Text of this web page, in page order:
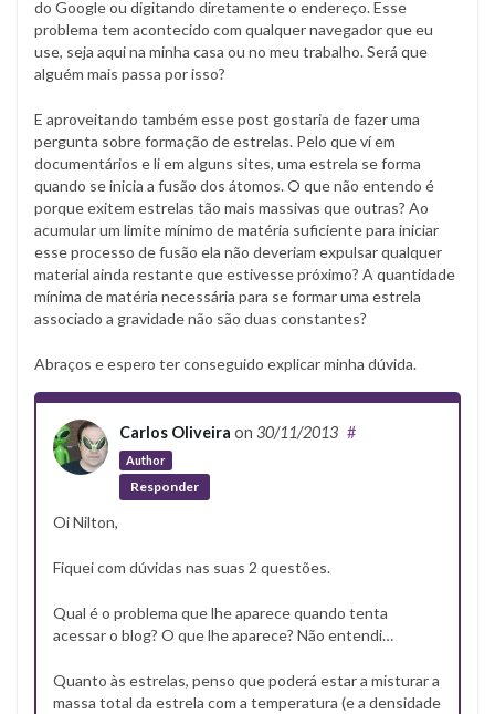
do Google ou digitando diretamente o endereço. Esse
problema tem acontecido com qualquer navegador que eu
use, seja aqui na minha casa ou no meu trabalho. Será que
alguém mais passa por isso?
E aproveitando também esse post gostaria de fazer uma
pergunta sobre formação de estrelas. Pelo que ví em
documentários e li em alguns sites, uma estrela se forma
quando se inicia a fusão dos átomos. O que não entendo é
porque exitem estrelas tão mais massivas que outras? Ao
acumular um limite mínimo de matéria suficiente para iniciar
esse processo de fusão ela não deveriam expulsar qualquer
material ainda restante que estivesse próximo? A quantidade
mínima de matéria necessária para se formar uma estrela
associado a gravidade não são duas constantes?
Abraços e espero ter conseguido explicar minha dúvida.
Carlos Oliveira on 30/11/2013
Author
#
Responder
Oi Nilton,
Fiquei com dúvidas nas suas 2 questões.
Qual é o problema que lhe aparece quando tenta
acessar o blog? O que lhe aparece? Não entendi…
Quanto às estrelas, penso que poderá estar a misturar a
massa total da estrela com a temperatura (e a densidade